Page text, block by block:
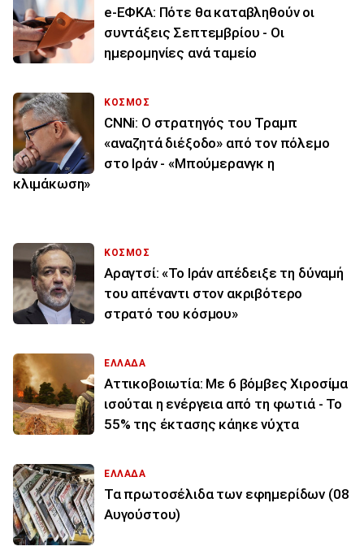
e-ΕΦΚΑ: Πότε θα καταβληθούν οι
συντάξεις Σεπτεμβρίου - Οι
ημερομηνίες ανά ταμείο
ΚΟΣΜΟΣ
CNNi: Ο στρατηγός του Τραμπ
«αναζητά διέξοδο» από τον πόλεμο
στο Ιράν - «Μπούμερανγκ η
κλιμάκωση»
ΚΟΣΜΟΣ
Αραγτσί: «Το Ιράν απέδειξε τη δύναμή
του απέναντι στον ακριβότερο
στρατό του κόσμου»
ΕΛΛΑΔΑ
Αττικοβοιωτία: Με 6 βόμβες Χιροσίμα
ισούται η ενέργεια από τη φωτιά - Το
55% της έκτασης κάηκε νύχτα
ΕΛΛΑΔΑ
Τα πρωτοσέλιδα των εφημερίδων (08
Αυγούστου)